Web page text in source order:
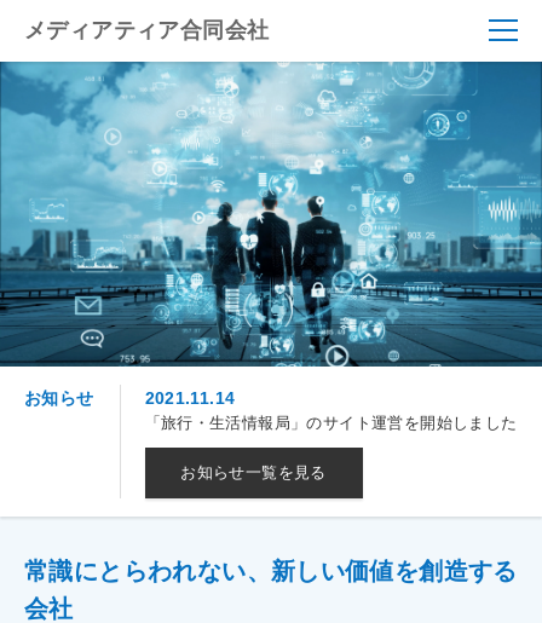
メディアティア合同会社
お知らせ 2021.11.14
「旅行・生活情報局」のサイト運営を開始しました
お知らせ一覧を見る
常識にとらわれない、新しい価値を創造する
会社